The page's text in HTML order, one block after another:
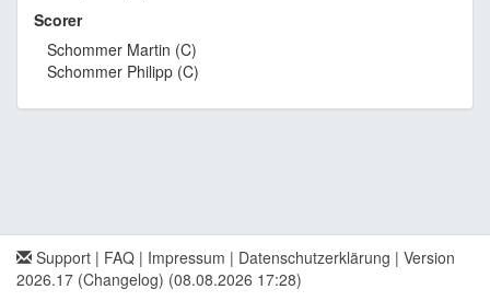
Scorer
Schommer Martin (C)
Schommer Philipp (C)
Support | FAQ | Impressum | Datenschutzerklärung | Version
2026.17 (Changelog) (08.08.2026 17:28)